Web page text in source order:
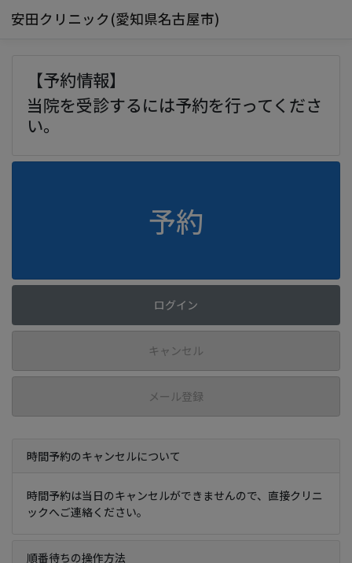
安田クリニック(愛知県名古屋市)
【予約情報】
当院を受診するには予約を行ってくださ
い。
予約
ログイン
キャンセル
メール登録
時間予約のキャンセルについて
時間予約は当日のキャンセルができませんので、直接クリニ
ックへご連絡ください。
順番待ちの操作方法